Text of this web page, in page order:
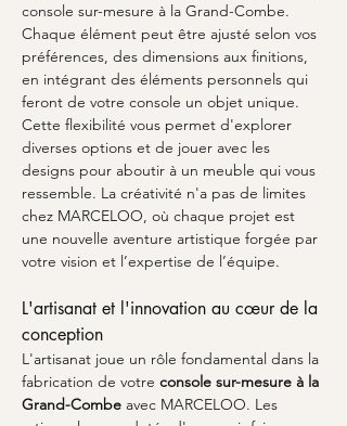
console sur-mesure à la Grand-Combe.
Chaque élément peut être ajusté selon vos
préférences, des dimensions aux finitions,
en intégrant des éléments personnels qui
feront de votre console un objet unique.
Cette flexibilité vous permet d'explorer
diverses options et de jouer avec les
designs pour aboutir à un meuble qui vous
ressemble. La créativité n'a pas de limites
chez MARCELOO, où chaque projet est
une nouvelle aventure artistique forgée par
votre vision et l’expertise de l’équipe.
L'artisanat et l'innovation au cœur de la
conception
L'artisanat joue un rôle fondamental dans la
fabrication de votre console sur-mesure à la
Grand-Combe avec MARCELOO. Les